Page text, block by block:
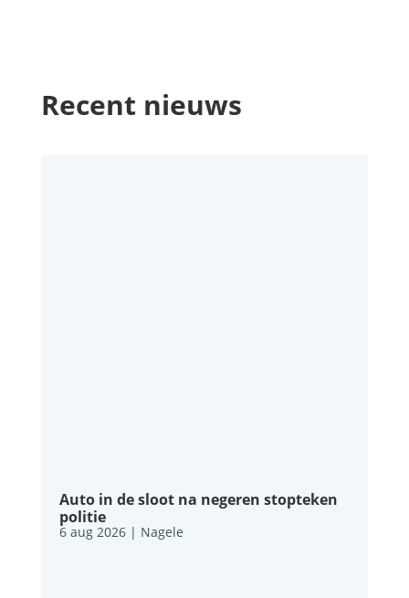
Recent nieuws
Auto in de sloot na negeren stopteken
politie
6 aug 2026| Nagele